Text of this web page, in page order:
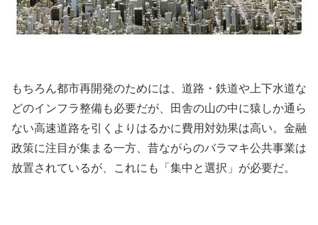
もちろん都市再開発のためには、道路・鉄道や上下水道な
どのインフラ整備も必要だが、田舎の山の中に猿しか通ら
ない高速道路を引くよりはるかに費用対効果は高い。金融
政策に注目が集まる一方、昔ながらのバラマキ公共事業は
放置されているが、これにも「集中と選択」が必要だ。